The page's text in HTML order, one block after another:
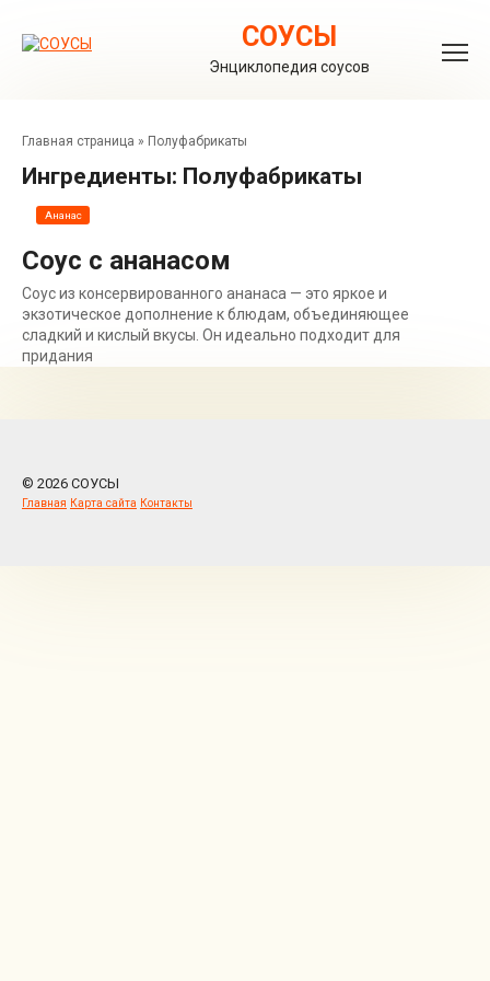
контенту
СОУСЫ
Энциклопедия соусов
Главная страница » Полуфабрикаты
Ингредиенты: Полуфабрикаты
Ананас
Соус с ананасом
Соус из консервированного ананаса — это яркое и
экзотическое дополнение к блюдам, объединяющее
сладкий и кислый вкусы. Он идеально подходит для
придания
© 2026 СОУСЫ
Главная Карта сайта Контакты